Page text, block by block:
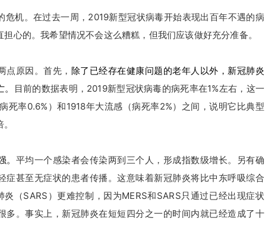
危机。在过去一周，2019新型冠状病毒开始表现出百年不遇的病
心的。我希望情况不会这么糟糕，但我们应该做好充分准备。
点原因。首先， 除了已经存在健康问题的老年人以外，新冠肺炎
目前的数据表明，2019新型冠状病毒的病死率在1%左右，这一
死率0.6%）和1918年大流感（病死率2%）之间，说明它比典型
平均一个感染者会传染两到三个人，形成指数级增长。另有确
症甚至无症状的患者传播。这意味着新冠肺炎将比中东呼吸综合
炎（SARS）更难控制，因为MERS和SARS只通过已经出现症状
多。事实上，新冠肺炎在短短四分之一的时间内就已经造成了十